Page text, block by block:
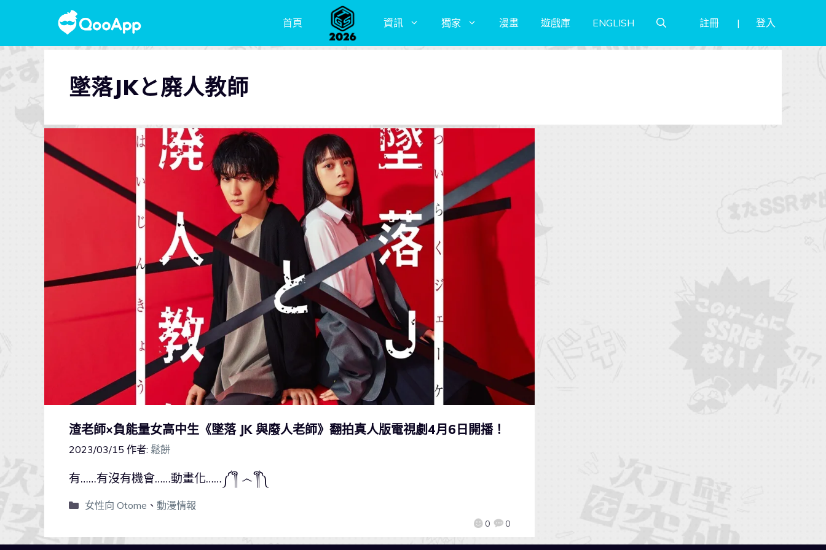
首頁 資訊 獨家 漫畫 遊戲庫 ENGLISH 註冊 登入
墜落JKと廃人教師
渣老師×負能量女高中生《墜落 JK 與廢人老師》翻拍真人版電視劇4月6日開播！
2023/03/15 作者: 鬆餅
0 0
有……有沒有機會……動畫化……༼ ༎ຶ ෴ ༎ຶ༽
女性向 Otome 、 動漫情報